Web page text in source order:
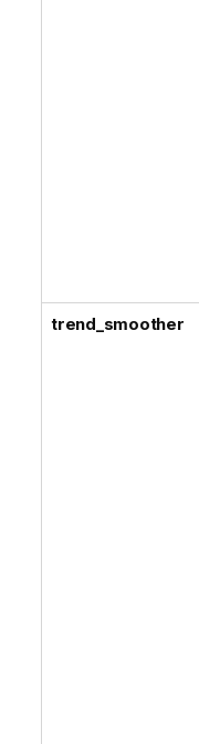
trend_smoother